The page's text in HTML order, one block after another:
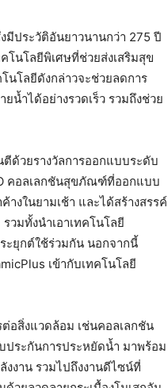
ประวัติอันยาวนานกว่า 275 ปี
นโลยีพิเศษที่ช่วยส่งเสริมสุข
นโลยีดังกล่าวจะช่วยลดการ
น้ำได้อย่างรวดเร็ว รวมถึงช่วย
ด้วยรางวัลการออกแบบระดับ
คอลเลกชันสุขภัณฑ์ที่ออกแบบ
างในยามเช้า และได้สร้างสรรค์
วมทั้งนำเอาเทคโนโลยี
ะยุกต์ใช้ร่วมกัน นอกจากนี้
เข้ากับเทคโนโลยี
อสิ่งแวดล้อม เช่นคอลเลกชัน
ประกันการประหยัดน้ำ มาพร้อม
งงาน รวมไปถึงงานดีไซน์ที่